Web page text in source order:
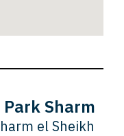
Sharm
el Sheikh